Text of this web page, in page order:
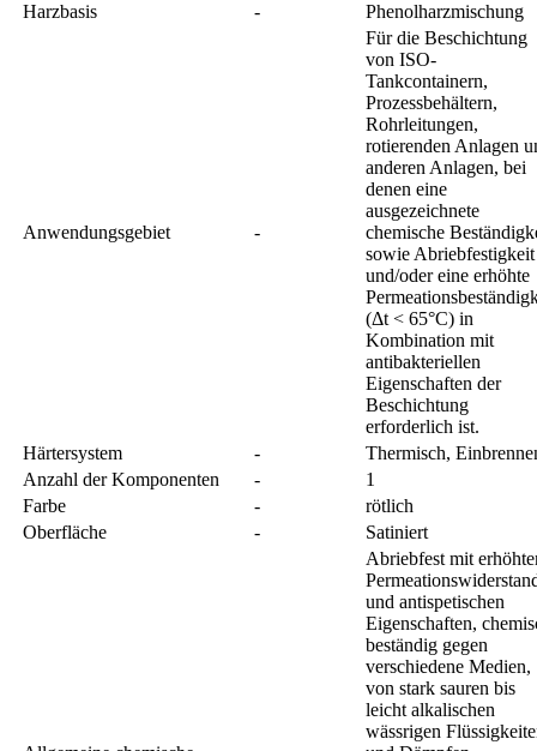
Harzbasis
- Phenolharzmischung
Anwendungsgebiet -
Für die Beschichtung
von ISO-
Tankcontainern,
Prozessbehältern,
Rohrleitungen,
rotierenden Anlagen
anderen Anlagen, bei
denen eine
ausgezeichnete
chemische
sowie Abriebfestigkeit
und/oder eine erhöhte
(Δt < 65°C) in
Kombination mit
antibakteriellen
Eigenschaften der
Beschichtung
erforderlich ist.
Härtersystem
-
Thermisch,
Anzahl der Komponenten
-
1
Farbe
-
rötlich
Oberfläche
- Satiniert
Abriebfest mit
und antispetischen
Eigenschaften,
beständig gegen
verschiedene Medien,
von stark sauren bis
leicht alkalischen
wässrigen